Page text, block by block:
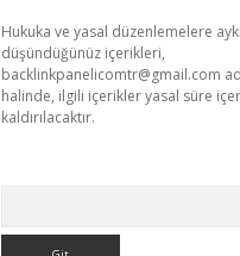
Hukuka ve yasal düzenlemelere
düşündüğünüz içerikleri,
backlinkpanelicomtr@gmail.com
halinde, ilgili içerikler yasal süre
kaldırılacaktır.